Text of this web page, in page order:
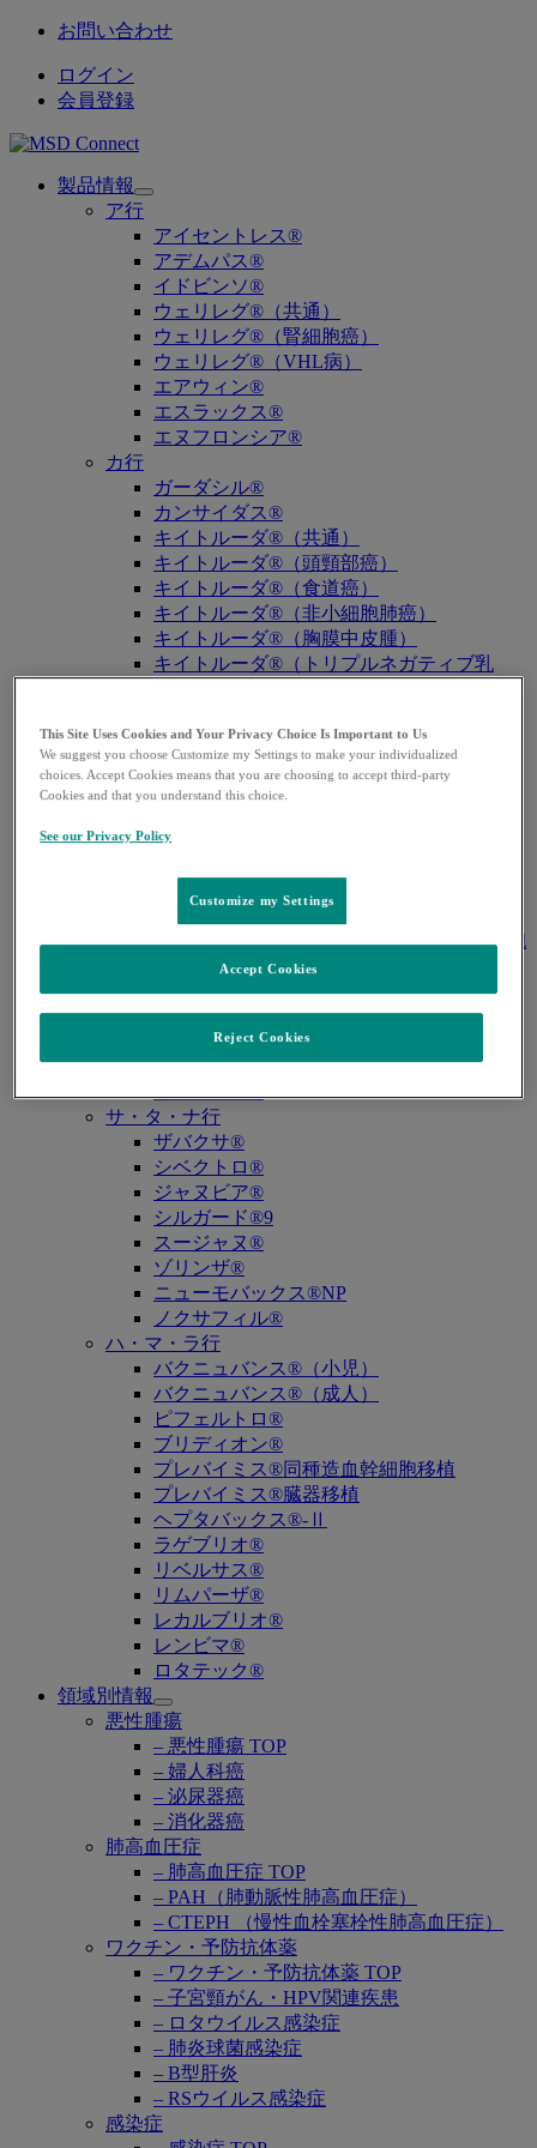
お問い合わせ
ログイン
会員登録
製品情報
Open
submenu
ア行
アイセントレス®
アデムパス®
イドビンソ®
ウェリレグ®（共通）
ウェリレグ®（腎細胞癌）
ウェリレグ®（VHL病）
エアウィン®
エスラックス®
エヌフロンシア®
カ行
ガーダシル®
カンサイダス®
キイトルーダ®（共通）
キイトルーダ®（頭頸部癌）
キイトルーダ®（食道癌）
キイトルーダ®（非小細胞肺癌）
キイトルーダ®（胸膜中皮腫）
キイトルーダ®（トリプルネガティブ乳
キイトルーダ®（胆道癌）
キイトルーダ®（腎細胞癌）
キイトルーダ®（尿路上皮癌）
キイトルーダ®（子宮頸癌）
キイトルーダ®（原発性縦隔大細胞型B細胞
リンパ腫（PMBCL））
キイトルーダ®（MSI-High固形癌）
キイトルーダ®（MSI-High結腸・直腸癌）
キイトルーダ®（TMB-High固形癌）
キャップバックス®
サ・タ・ナ行
ザバクサ®
シベクトロ®
ジャヌビア®
シルガード®9
スージャヌ®
ゾリンザ®
ニューモバックス®NP
ノクサフィル®
ハ・マ・ラ行
バクニュバンス®（小児）
バクニュバンス®（成人）
ピフェルトロ®
ブリディオン®
プレバイミス®同種造血幹細胞移植
プレバイミス®臓器移植
ヘプタバックス®-Ⅱ
ラゲブリオ®
リベルサス®
リムパーザ®
レカルブリオ®
レンビマ®
ロタテック®
領域別情報
Open
submenu
悪性腫瘍
– 悪性腫瘍 TOP
– 婦人科癌
– 泌尿器癌
– 消化器癌
肺高血圧症
– 肺高血圧症 TOP
– PAH（肺動脈性肺高血圧症）
– CTEPH （慢性血栓塞栓性肺高血圧症）
ワクチン・予防抗体薬
– ワクチン・予防抗体薬 TOP
– 子宮頸がん・HPV関連疾患
– ロタウイルス感染症
– 肺炎球菌感染症
– B型肝炎
– RSウイルス感染症
感染症
This Site Uses Cookies and Your Privacy Choice Is Important to Us
We suggest you choose Customize my Settings to make your individualized
choices. Accept Cookies means that you are choosing to accept third-party
Cookies and that you understand this choice.
See our Privacy Policy
Customize my Settings
Reject Cookies
Accept Cookies